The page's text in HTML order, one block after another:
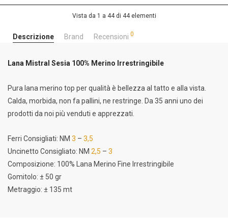
Vista da 1 a 44 di 44 elementi
Descrizione Brand Recensioni 0
Lana Mistral Sesia 100% Merino Irrestringibile
Pura lana merino top per qualità è bellezza al tatto e alla vista.
Calda, morbida, non fa pallini, ne restringe. Da 35 anni uno dei
prodotti da noi più venduti e apprezzati.
Ferri Consigliati: NM 3 – 3,5
Uncinetto Consigliato: NM 2,5 – 3
Composizione: 100% Lana Merino Fine Irrestringibile
Gomitolo: ± 50 gr
Metraggio: ± 135 mt